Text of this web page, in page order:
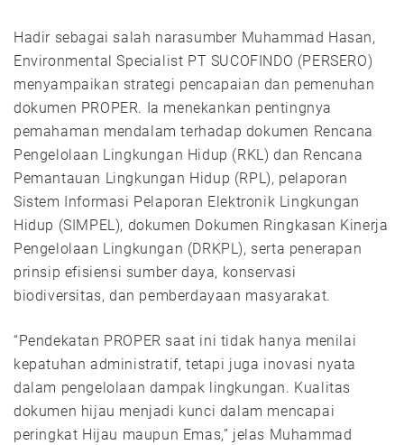
Hadir sebagai salah narasumber Muhammad Hasan,
Environmental Specialist PT SUCOFINDO (PERSERO)
menyampaikan strategi pencapaian dan pemenuhan
dokumen PROPER. Ia menekankan pentingnya
pemahaman mendalam terhadap dokumen Rencana
Pengelolaan Lingkungan Hidup (RKL) dan Rencana
Pemantauan Lingkungan Hidup (RPL), pelaporan
Sistem Informasi Pelaporan Elektronik Lingkungan
Hidup (SIMPEL), dokumen Dokumen Ringkasan Kinerja
Pengelolaan Lingkungan (DRKPL), serta penerapan
prinsip efisiensi sumber daya, konservasi
biodiversitas, dan pemberdayaan masyarakat.
“Pendekatan PROPER saat ini tidak hanya menilai
kepatuhan administratif, tetapi juga inovasi nyata
dalam pengelolaan dampak lingkungan. Kualitas
dokumen hijau menjadi kunci dalam mencapai
peringkat Hijau maupun Emas,” jelas Muhammad